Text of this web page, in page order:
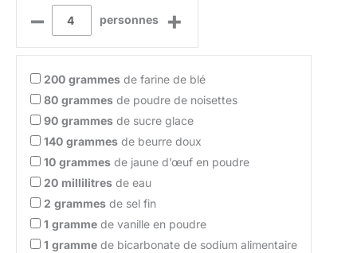
– personnes +
200 grammes de farine de blé
80 grammes de poudre de noisettes
90 grammes de sucre glace
140 grammes de beurre doux
10 grammes de jaune d’œuf en poudre
20 millilitres de eau
2 grammes de sel fin
1 gramme de vanille en poudre
1 gramme de bicarbonate de sodium alimentaire